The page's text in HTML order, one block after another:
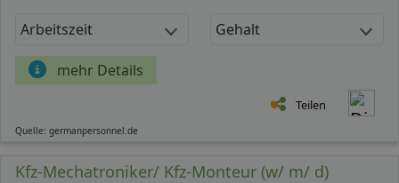
Arbeitszeit Gehalt
mehr Details
Teilen
Quelle: germanpersonnel.de
Kfz-Mechatroniker/ Kfz-Monteur (w/ m/ d)